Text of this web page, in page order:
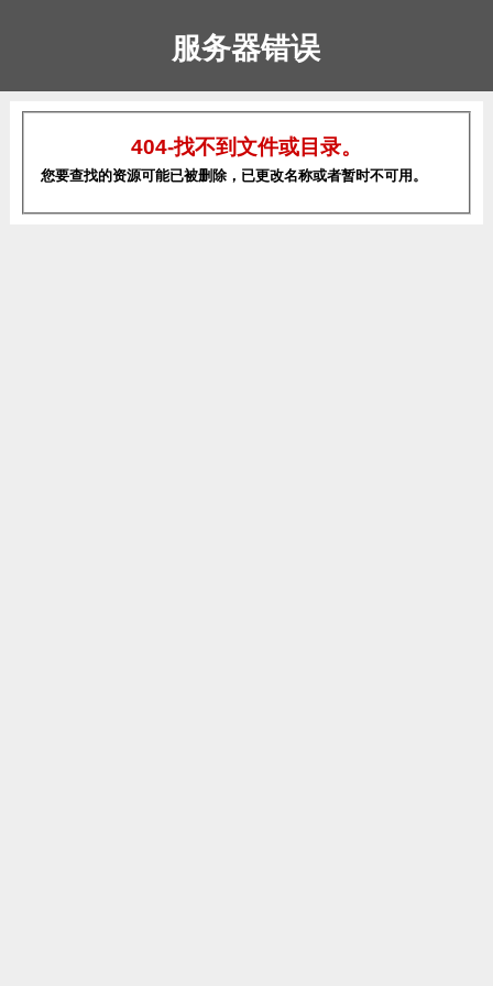
服务器错误
404-找不到文件或目录。
您要查找的资源可能已被删除，已更改名称或者暂时不可用。